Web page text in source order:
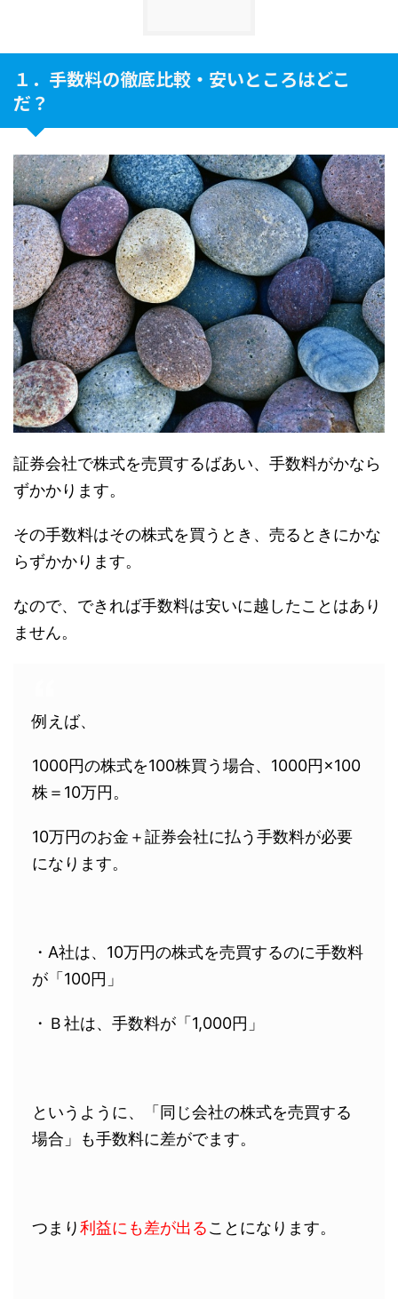
１．手数料の徹底比較・安いところはどこ
だ？
証券会社で株式を売買するばあい、手数料がかなら
ずかかります。
その手数料はその株式を買うとき、売るときにかな
らずかかります。
なので、できれば手数料は安いに越したことはあり
ません。
例えば、
1000円の株式を100株買う場合、1000円×100
株＝10万円。
10万円のお金＋証券会社に払う手数料が必要
になります。
・A社は、10万円の株式を売買するのに手数料
が 「100円」
・Ｂ社は、手数料が 「1,000円」
というように、「同じ会社の株式を売買する
場合」も手数料に差がでます。
つまり利益にも差が出ることになります。